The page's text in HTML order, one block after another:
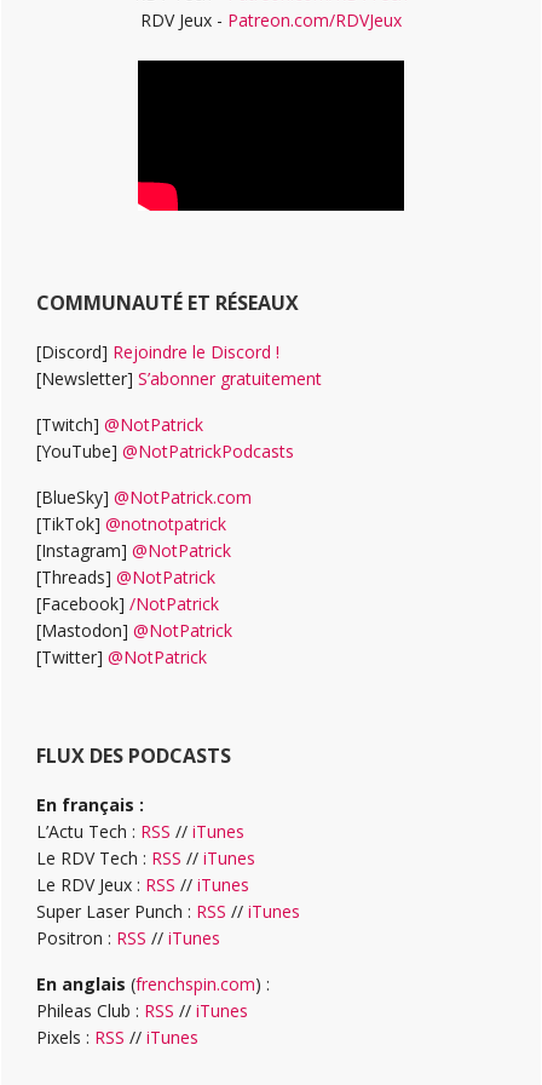
RDV Jeux - Patreon.com/RDVJeux
COMMUNAUTÉ ET RÉSEAUX
[Discord] Rejoindre le Discord !
[Newsletter] S’abonner gratuitement
[Twitch] @NotPatrick
[YouTube] @NotPatrickPodcasts
[BlueSky] @NotPatrick.com
[TikTok] @notnotpatrick
[Instagram] @NotPatrick
[Threads] @NotPatrick
[Facebook] /NotPatrick
[Mastodon] @NotPatrick
[Twitter] @NotPatrick
FLUX DES PODCASTS
En français :
L’Actu Tech : RSS // iTunes
Le RDV Tech : RSS // iTunes
Le RDV Jeux : RSS // iTunes
Super Laser Punch : RSS // iTunes
Positron : RSS // iTunes
En anglais (frenchspin.com) :
Phileas Club : RSS // iTunes
Pixels : RSS // iTunes